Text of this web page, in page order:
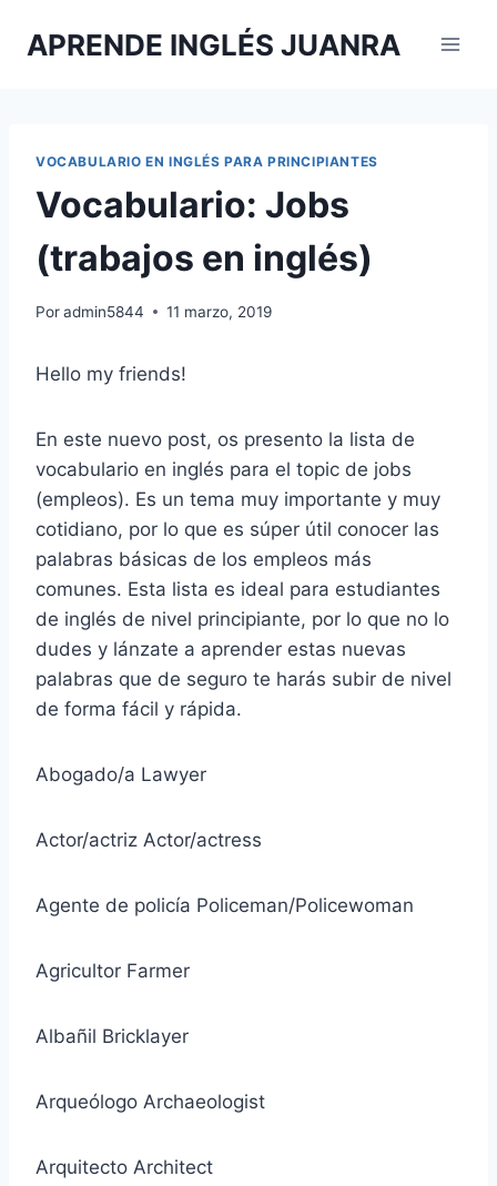
APRENDE INGLÉS JUANRA
VOCABULARIO EN INGLÉS PARA PRINCIPIANTES
Vocabulario: Jobs
(trabajos en inglés)
Poradmin5844 11 marzo, 2019
Hello my friends!
En este nuevo post, os presento la lista de
vocabulario en inglés para el topic de jobs
(empleos). Es un tema muy importante y muy
cotidiano, por lo que es súper útil conocer las
palabras básicas de los empleos más
comunes. Esta lista es ideal para estudiantes
de inglés de nivel principiante, por lo que no lo
dudes y lánzate a aprender estas nuevas
palabras que de seguro te harás subir de nivel
de forma fácil y rápida.
Abogado/a Lawyer
Actor/actriz Actor/actress
Agente de policía Policeman/Policewoman
Agricultor Farmer
Albañil Bricklayer
Arqueólogo Archaeologist
Arquitecto Architect